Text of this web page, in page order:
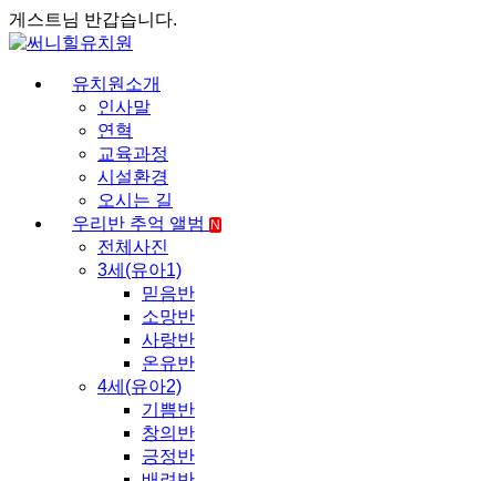
게스트님 반갑습니다.
유치원소개
인사말
연혁
교육과정
시설환경
오시는 길
우리반 추억 앨범
N
전체사진
3세(유아1)
믿음반
소망반
사랑반
온유반
4세(유아2)
기쁨반
창의반
긍정반